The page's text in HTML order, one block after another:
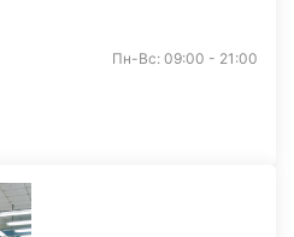
Пн-Вс: 09:00 - 21:00